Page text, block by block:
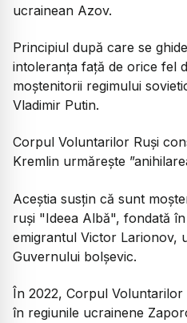
ucrainean Azov.
Principiul după care se
intoleranţa faţă de orice fel
moştenitorii regimului
Vladimir Putin.
Corpul Voluntarilor Ruşi
Kremlin urmăreşte
Aceștia susțin că sunt
ruşi "Ideea Albă", fondată
emigrantul Victor Larionov,
Guvernului bolşevic.
În 2022, Corpul
în regiunile ucrainene